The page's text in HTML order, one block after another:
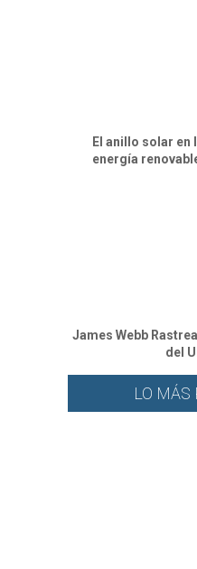
El anillo solar en
energía
James Webb
del
LO MÁS